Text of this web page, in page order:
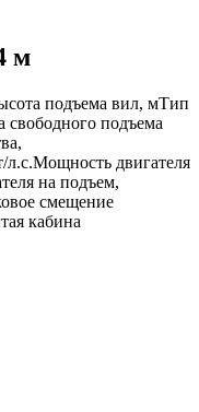
м
подъема вил, мТип
свободного подъема
л.с.Мощность двигателя
на подъем,
смещение
кабина